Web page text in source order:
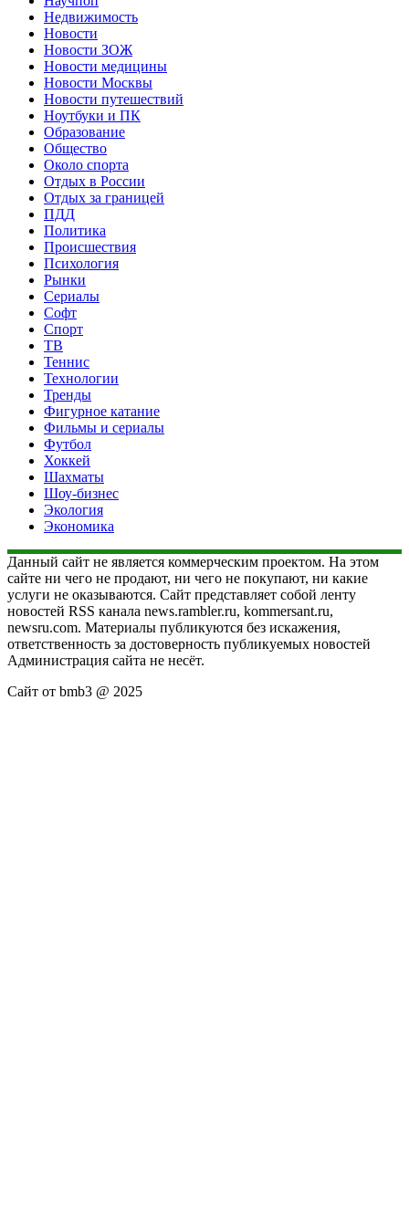
Недвижимость
Новости
Новости ЗОЖ
Новости медицины
Новости Москвы
Новости путешествий
Ноутбуки и ПК
Образование
Общество
Около спорта
Отдых в России
Отдых за границей
ПДД
Политика
Происшествия
Психология
Рынки
Сериалы
Софт
Спорт
ТВ
Теннис
Технологии
Тренды
Фигурное катание
Фильмы и сериалы
Футбол
Хоккей
Шахматы
Шоу-бизнес
Экология
Экономика
Данный сайт не является коммерческим проектом. На этом
сайте ни чего не продают, ни чего не покупают, ни какие
услуги не оказываются. Сайт представляет собой ленту
новостей RSS канала news.rambler.ru, kommersant.ru,
newsru.com. Материалы публикуются без искажения,
ответственность за достоверность публикуемых новостей
Администрация сайта не несёт.
Сайт от bmb3 @ 2025